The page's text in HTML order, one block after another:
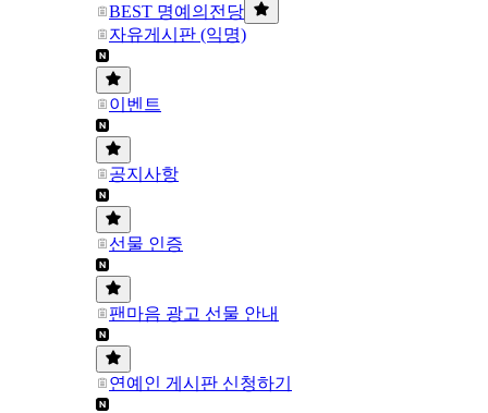
BEST 명예의전당
자유게시판 (익명)
이벤트
공지사항
선물 인증
팬마음 광고 선물 안내
연예인 게시판 신청하기